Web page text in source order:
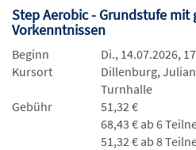
Step Aerobic - Grundstufe mit
Vorkenntnissen
Beginn
Di., 14.07.2026,
Kursort
Dillenburg,
Turnhalle
Gebühr
51,32 €
68,43 € ab 6
51,32 € ab 8